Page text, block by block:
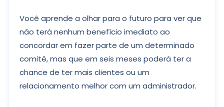
Você aprende a olhar para o futuro para ver que
não terá nenhum benefício imediato ao
concordar em fazer parte de um determinado
comitê, mas que em seis meses poderá ter a
chance de ter mais clientes ou um
relacionamento melhor com um administrador.